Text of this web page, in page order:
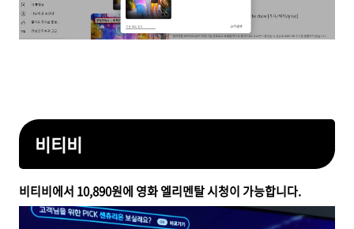
비티비
비티비에서 10,890원에 영화 엘리멘탈 시청이 가능합니다.